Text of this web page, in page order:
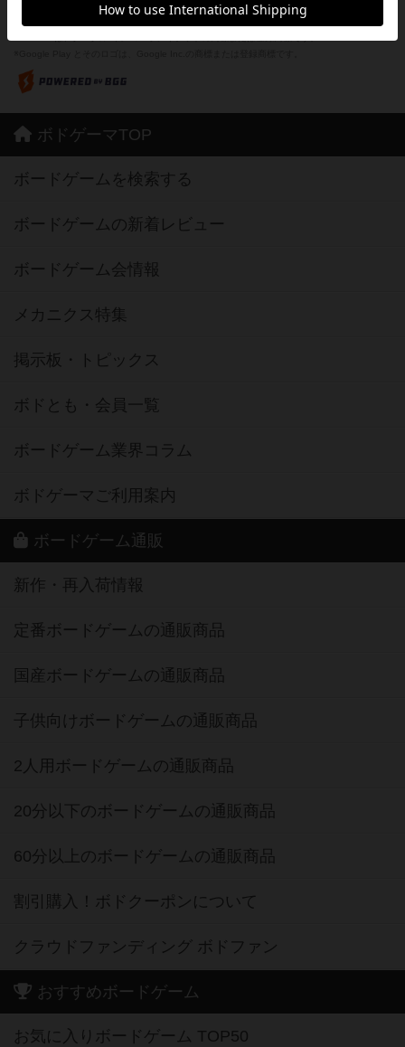
※Apple、Apple のロゴ は、米国および他の国々で登録されたApple Inc.の商標です。
ボドゲーマTOP
ボードゲームを検索する
ボードゲームの新着レビュー
ボードゲーム会情報
メカニクス特集
掲示板・トピックス
ボドとも・会員一覧
ボードゲーム業界コラム
ボドゲーマご利用案内
ボードゲーム通販
新作・再入荷情報
定番ボードゲームの通販商品
国産ボードゲームの通販商品
子供向けボードゲームの通販商品
2人用ボードゲームの通販商品
20分以下のボードゲームの通販商品
60分以上のボードゲームの通販商品
割引購入！ボドクーポンについて
クラウドファンディング ボドファン
おすすめボードゲーム
お気に入りボードゲーム TOP50